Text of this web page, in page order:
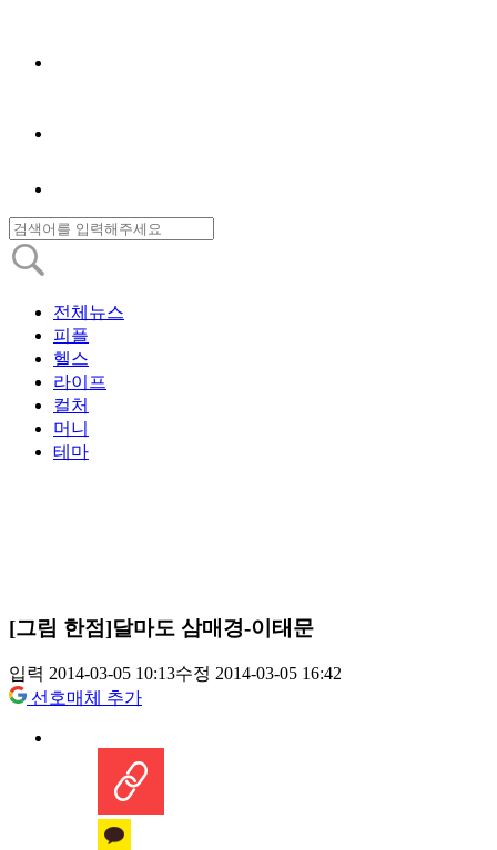
전체뉴스
피플
헬스
라이프
컬처
머니
테마
[그림 한점]달마도 삼매경-이태문
입력 2014-03-05 10:13수정 2014-03-05 16:42
선호매체 추가